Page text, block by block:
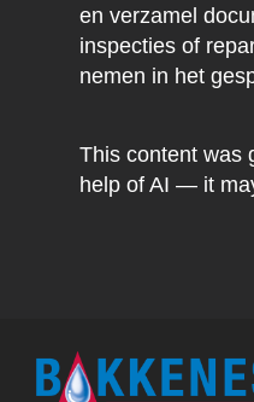
en verzamel
inspecties of
nemen in het
This content was
help of AI — it